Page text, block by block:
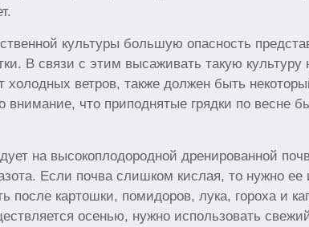
культуры большую опасность
В связи с этим высаживать такую культуру
ветров, также должен быть
что приподнятые грядки по весне
на высокоплодородной дренированной
Если почва слишком кислая, то нужно ее
после картошки, помидоров, лука, гороха и
осенью, нужно использовать